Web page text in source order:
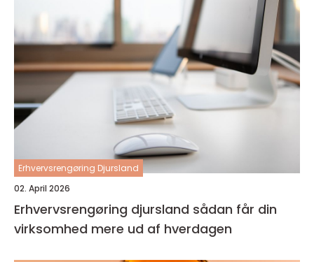
Erhvervsrengøring Djursland
02. April 2026
Erhvervsrengøring djursland sådan får din
virksomhed mere ud af hverdagen